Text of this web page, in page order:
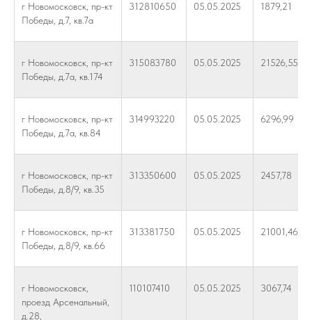
г Новомосковск, пр-кт
Победы, д.7, кв.7а
312810650 05.05.2025 1879,21
г Новомосковск, пр-кт
Победы, д.7а, кв.174
315083780 05.05.2025 21526,55
г Новомосковск, пр-кт
Победы, д.7а, кв.84
314993220 05.05.2025 6296,99
г Новомосковск, пр-кт
Победы, д.8/9, кв.35
313350600 05.05.2025 2457,78
г Новомосковск, пр-кт
Победы, д.8/9, кв.66
313381750 05.05.2025 21001,46
г Новомосковск,
проезд Арсенальный,
д.28,
110107410 05.05.2025 3067,74